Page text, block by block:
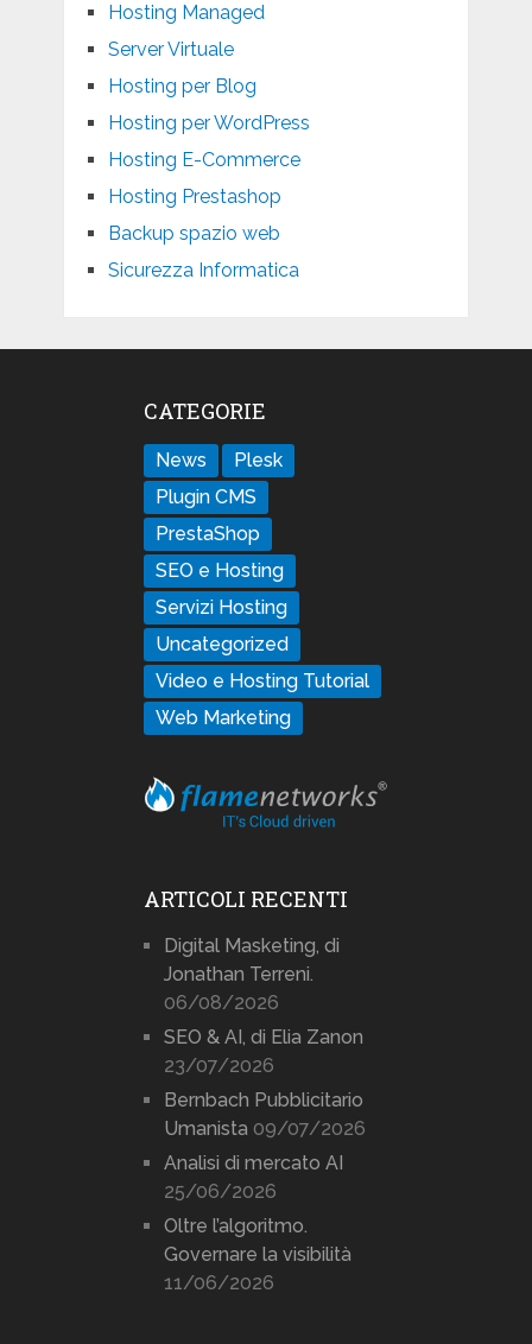
Hosting Managed
Server Virtuale
Hosting per Blog
Hosting per WordPress
Hosting E-Commerce
Hosting Prestashop
Backup spazio web
Sicurezza Informatica
CATEGORIE
News
Plesk
Plugin CMS
PrestaShop
SEO e Hosting
Servizi Hosting
Uncategorized
Video e Hosting Tutorial
Web Marketing
ARTICOLI RECENTI
Digital Masketing, di
Jonathan Terreni.
06/08/2026
SEO & AI, di Elia Zanon
23/07/2026
Bernbach Pubblicitario
Umanista 09/07/2026
Analisi di mercato AI
25/06/2026
Oltre l’algoritmo.
Governare la visibilità
11/06/2026